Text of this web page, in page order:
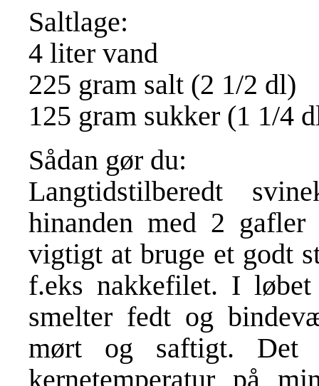
Saltlage:
4 liter vand
225 gram salt (2 1/2 dl)
125 gram sukker (1 1/4
Sådan gør du:
Langtidstilberedt
hinanden med 2
vigtigt at bruge et godt
f.eks nakkefilet. I
smelter fedt og
mørt og saftigt. Det
kernetemperatur på